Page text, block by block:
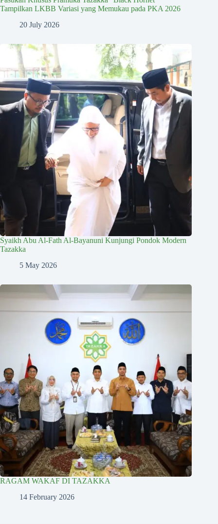
Tampilkan LKBB Variasi yang Memukau pada PKA 2026
20 July 2026
Syaikh Abu Al-Fath Al-Bayanuni Kunjungi Pondok Modern
Tazakka
5 May 2026
RAGAM WAKAF DI TAZAKKA
14 February 2026